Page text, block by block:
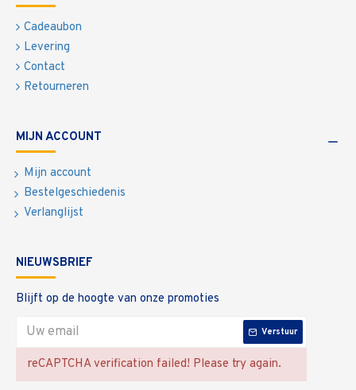
Cadeaubon
Levering
Contact
Retourneren
MIJN ACCOUNT
Mijn account
Bestelgeschiedenis
Verlanglijst
NIEUWSBRIEF
Blijft op de hoogte van onze promoties
Verstuur
reCAPTCHA verification failed! Please try again.